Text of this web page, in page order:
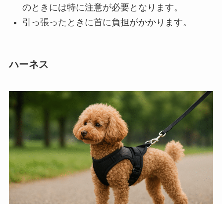
のときには特に注意が必要となります。
引っ張ったときに首に負担がかかります。
ハーネス